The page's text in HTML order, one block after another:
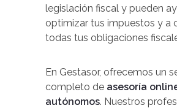
legislación fiscal y pueden
optimizar tus impuestos y a
todas tus obligaciones
En Gestasor, ofrecemos un
completo de asesoría
autónomos. Nuestros